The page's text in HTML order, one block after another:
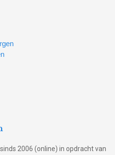
2006 (online) in opdracht van